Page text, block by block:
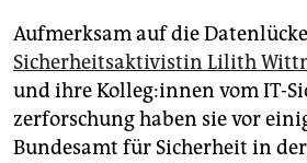
Aufmerksam auf die
Sicherheitsaktivistin Lilith
und ihre Kol­le­g:in­nen vom IT-
zerforschung haben sie vor
Bundesamt für Sicherheit in der